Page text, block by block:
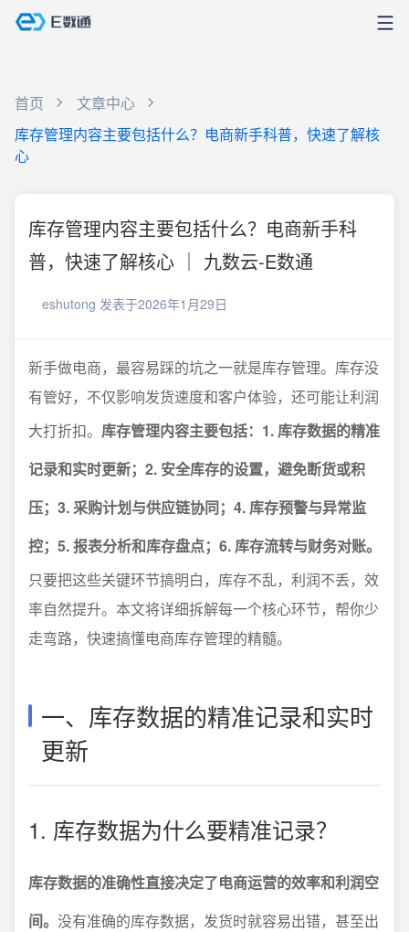
首页
文章中心
库存管理内容主要包括什么？电商新手科普，快速了解核
心
库存管理内容主要包括什么？电商新手科
普，快速了解核心 ｜ 九数云-E数通
eshutong 发表于2026年1月29日
新手做电商，最容易踩的坑之一就是库存管理。库存没
有管好，不仅影响发货速度和客户体验，还可能让利润
大打折扣。 库存管理内容主要包括：1. 库存数据的精准
记录和实时更新；2. 安全库存的设置，避免断货或积
压；3. 采购计划与供应链协同；4. 库存预警与异常监
控；5. 报表分析和库存盘点；6. 库存流转与财务对账。
只要把这些关键环节搞明白，库存不乱，利润不丢，效
率自然提升。本文将详细拆解每一个核心环节，帮你少
走弯路，快速搞懂电商库存管理的精髓。
一、库存数据的精准记录和实时
更新
1. 库存数据为什么要精准记录？
库存数据的准确性直接决定了电商运营的效率和利润空
间。 没有准确的库存数据，发货时就容易出错，甚至出